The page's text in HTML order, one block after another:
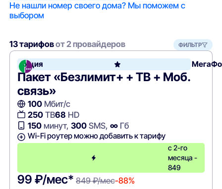
Не нашли номер своего дома? Мы поможем с
выбором
13 тарифовот 2 провайдеров ФИЛЬТР
Акция
Пакет «Безлимит+ + ТВ + Моб.
связь»
100Мбит/с
250ТВ68 HD
150минут, 300SMS, ∞Гб
Wi-Fi роутер можно добавить к тарифу
с 2-го
месяца -
849
99 ₽/мес* 849 ₽/мес-88%